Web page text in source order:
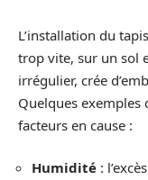
L’installation du
trop vite, sur un sol
irrégulier, crée
Quelques exemples
facteurs en cause :
Humidité :